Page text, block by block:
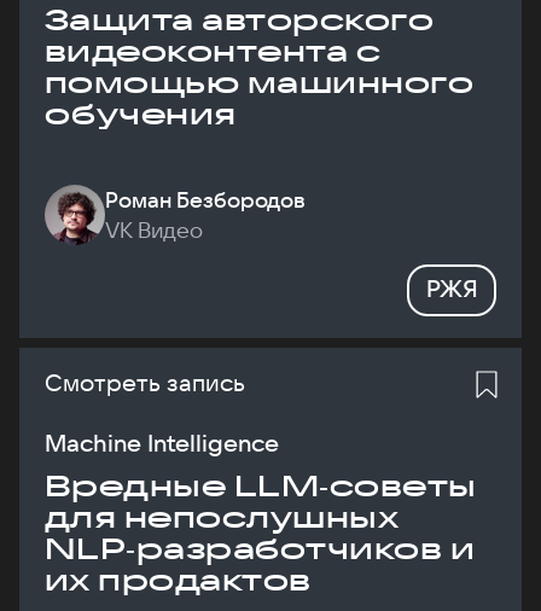
Защита авторского
видеоконтента с
помощью машинного
обучения
Роман Безбородов
VK Видео
РЖЯ
Смотреть запись
Machine Intelligence
Вредные LLM‑советы
для непослушных
NLP‑разработчиков и
их продактов